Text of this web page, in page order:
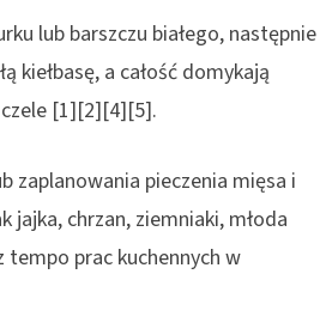
lub barszczu białego, następnie
kiełbasę, a całość domykają
[1][2][4][5].
zaplanowania pieczenia mięsa i
jajka, chrzan, ziemniaki, młoda
tempo prac kuchennych w